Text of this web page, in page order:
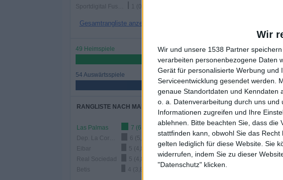
Wir
Wir und unsere 1538 Partner
verarbeiten personenbezogene Daten
Gerät für personalisierte Werbung und
Serviceentwicklung gesendet werden.
genaue Standortdaten und Kenndaten
o. a. Datenverarbeitung durch uns
Informationen zugreifen und Ihre
ablehnen.
Bitte beachten Sie, dass die
stattfinden kann, obwohl Sie das
gelten lediglich für diese Website. Sie
widerrufen, indem Sie zu dieser
"Datenschutz" klicken.
1 (0,97%)
Gesamtrangliste anzeigen
49 Heimspiele
47,57%
54 Auswärtsspiele
52,43%
RANGLISTE NACH MANNSCHAFTEN
Las Palmas
7 (6,8%)
6 (5,83%)
Eibar
5 (4,85%)
Real Sociedad
5 (4,85%)
Betis
4 (3,88%)